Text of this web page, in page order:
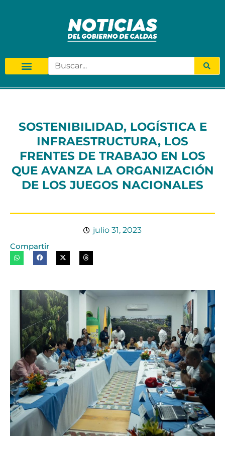
SOSTENIBILIDAD, LOGÍSTICA E
INFRAESTRUCTURA, LOS
FRENTES DE TRABAJO EN LOS
QUE AVANZA LA ORGANIZACIÓN
DE LOS JUEGOS NACIONALES
julio 31, 2023
Compartir